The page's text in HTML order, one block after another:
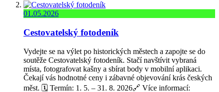
01.05.2026
Cestovatelský fotodeník
Vydejte se na výlet po historických městech a zapojte se do
soutěže Cestovatelský fotodeník. Stačí navštívit vybraná
místa, fotografovat kašny a sbírat body v mobilní aplikaci.
Čekají vás hodnotné ceny i zábavné objevování krás českých
měst. 🗓️ Termín: 1. 5. – 31. 8. 2026🔗 Více informací: